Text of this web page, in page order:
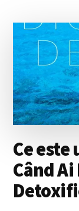
Ce
Când